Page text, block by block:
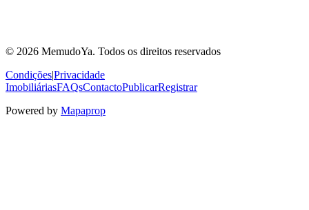
© 2026 MemudoYa. Todos os direitos reservados
Condições|Privacidade
ImobiliáriasFAQsContactoPublicarRegistrar
Powered by Mapaprop